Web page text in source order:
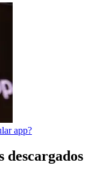
app?
descargados